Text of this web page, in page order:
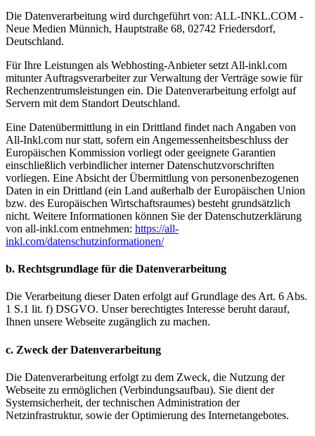
Die Datenverarbeitung wird durchgeführt von: ALL-INKL.COM -
Neue Medien Münnich, Hauptstraße 68, 02742 Friedersdorf,
Deutschland.
Für Ihre Leistungen als Webhosting-Anbieter setzt All-inkl.com
mitunter Auftragsverarbeiter zur Verwaltung der Verträge sowie für
Rechenzentrumsleistungen ein. Die Datenverarbeitung erfolgt auf
Servern mit dem Standort Deutschland.
Eine Datenübermittlung in ein Drittland findet nach Angaben von
All-Inkl.com nur statt, sofern ein Angemessenheitsbeschluss der
Europäischen Kommission vorliegt oder geeignete Garantien
einschließlich verbindlicher interner Datenschutzvorschriften
vorliegen. Eine Absicht der Übermittlung von personenbezogenen
Daten in ein Drittland (ein Land außerhalb der Europäischen Union
bzw. des Europäischen Wirtschaftsraumes) besteht grundsätzlich
nicht. Weitere Informationen können Sie der Datenschutzerklärung
von all-inkl.com entnehmen: https://all-
inkl.com/datenschutzinformationen/
b. Rechtsgrundlage für die Datenverarbeitung
Die Verarbeitung dieser Daten erfolgt auf Grundlage des Art. 6 Abs.
1 S.1 lit. f) DSGVO. Unser berechtigtes Interesse beruht darauf,
Ihnen unsere Webseite zugänglich zu machen.
c. Zweck der Datenverarbeitung
Die Datenverarbeitung erfolgt zu dem Zweck, die Nutzung der
Webseite zu ermöglichen (Verbindungsaufbau). Sie dient der
Systemsicherheit, der technischen Administration der
Netzinfrastruktur, sowie der Optimierung des Internetangebotes.